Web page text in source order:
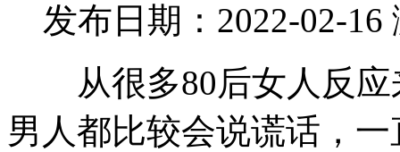
发布日期：2022-02-16
从很多80后女人反应
男人都比较会说谎话，